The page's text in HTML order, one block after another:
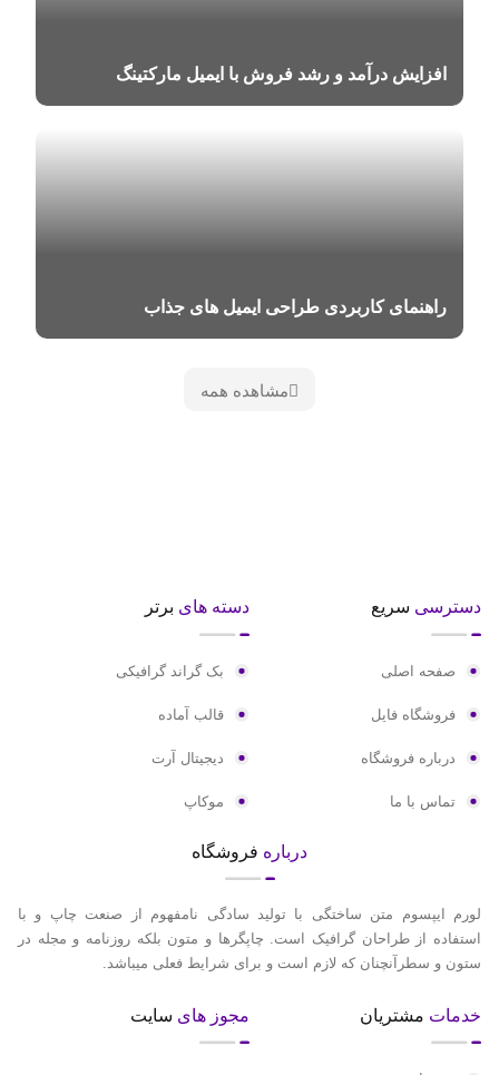
افزایش درآمد و رشد فروش با ایمیل مارکتینگ
راهنمای کاربردی طراحی ایمیل های جذاب
مشاهده همه
دسترسیسریع
صفحه اصلی
فروشگاه فایل
درباره فروشگاه
تماس با ما
دسته هایبرتر
بک گراند گرافیکی
قالب آماده
دیجیتال آرت
موکاپ
دربارهفروشگاه
لورم ایپسوم متن ساختگی با تولید سادگی نامفهوم از صنعت چاپ و با
استفاده از طراحان گرافیک است. چاپگرها و متون بلکه روزنامه و مجله در
ستون و سطرآنچنان که لازم است و برای شرایط فعلی میباشد.
خدماتمشتریان مجوز هایسایت